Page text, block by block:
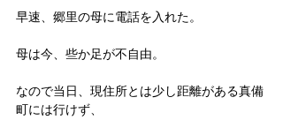
早速、郷里の母に電話を入れた。
母は今、些か足が不自由。
なので当日、現住所とは少し距離がある真備
町には行けず、